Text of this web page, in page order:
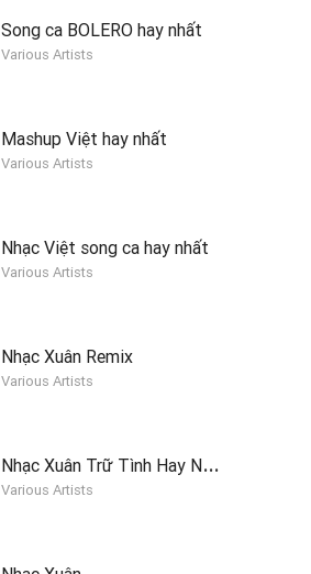
Song ca BOLERO hay nhất
Various Artists
Mashup Việt hay nhất
Various Artists
Nhạc Việt song ca hay nhất
Various Artists
Nhạc Xuân Remix
Various Artists
N
hạc Xuân Trữ Tình Hay Nhất
Various Artists